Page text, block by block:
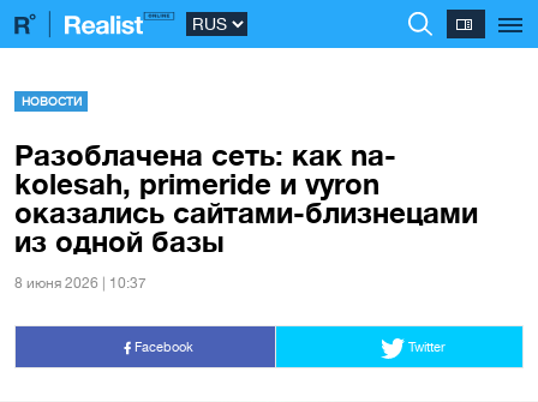
НОВОСТИ
Разоблачена сеть: как na-
kolesah, primeride и vyron
оказались сайтами-близнецами
из одной базы
8 июня 2026 | 10:37
Facebook Twitter